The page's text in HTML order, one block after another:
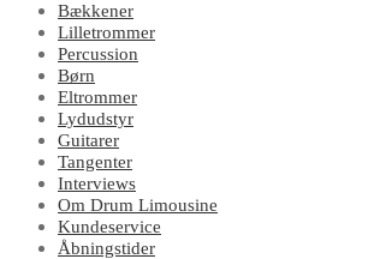
Bækkener
Lilletrommer
Percussion
Børn
Eltrommer
Lydudstyr
Guitarer
Tangenter
Interviews
Om Drum Limousine
Kundeservice
Åbningstider